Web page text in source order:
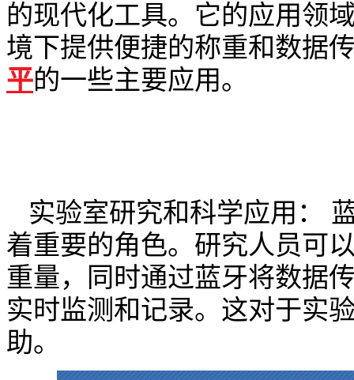
的现代化工具。它的应用领
境下提供便捷的称重和数据
平的一些主要应用。
实验室研究和科学应用：
着重要的角色。研究人员可
重量，同时通过蓝牙将数据
实时监测和记录。这对于实
助。